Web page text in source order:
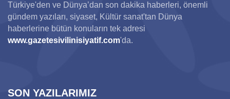
Türkiye'den ve Dünya’dan son dakika haberleri, önemli
gündem yazıları, siyaset, Kültür sanat'tan Dünya
haberlerine bütün konuların tek adresi
www.gazetesivilinisiyatif.com'da.
SON YAZILARIMIZ